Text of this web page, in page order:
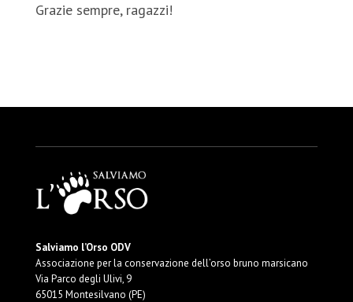
Grazie sempre, ragazzi!
Salviamo l’Orso ODV
Associazione per la conservazione dell’orso bruno marsicano
Via Parco degli Ulivi, 9
65015 Montesilvano (PE)